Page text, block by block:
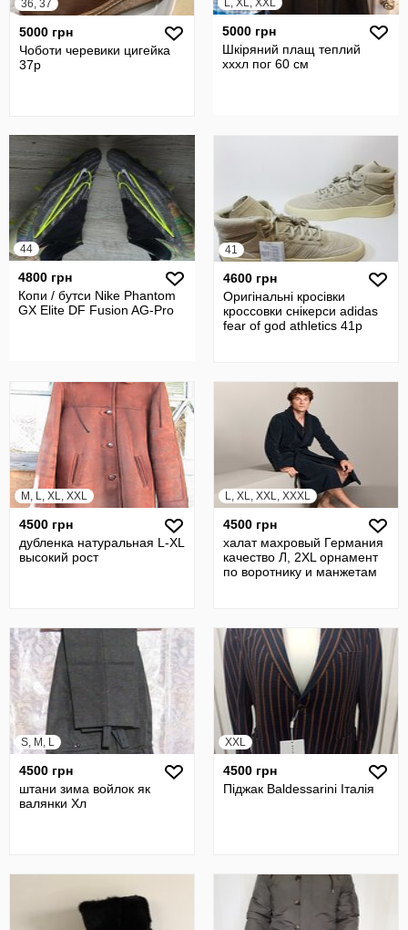
36, 37
5000 грн
Чоботи черевики цигейка
37р
L, XL, XXL
5000 грн
Шкіряний плащ теплий
хххл пог 60 см
44
4800 грн
Копи / бутси Nike Phantom
GX Elite DF Fusion AG-Pro
41
4600 грн
Оригінальні кросівки
кроссовки снікерси adidas
fear of god athletics 41р
M, L, XL, XXL
4500 грн
дубленка натуральная L-XL
высокий рост
L, XL, XXL, XXXL
4500 грн
халат махровый Германия
качество Л, 2XL орнамент
по воротнику и манжетам
S, M, L
4500 грн
штани зима войлок як
валянки Хл
XXL
4500 грн
Піджак Baldessarini Італія